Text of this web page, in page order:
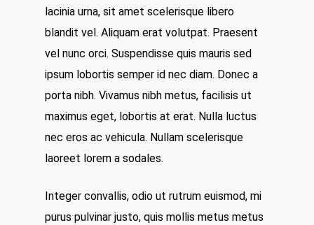
lacinia urna, sit amet scelerisque libero
blandit vel. Aliquam erat volutpat. Praesent
vel nunc orci. Suspendisse quis mauris sed
ipsum lobortis semper id nec diam. Donec a
porta nibh. Vivamus nibh metus, facilisis ut
maximus eget, lobortis at erat. Nulla luctus
nec eros ac vehicula. Nullam scelerisque
laoreet lorem a sodales.
Integer convallis, odio ut rutrum euismod, mi
purus pulvinar justo, quis mollis metus metus